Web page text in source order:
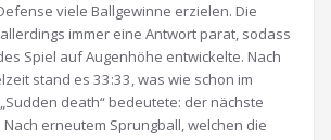
viele Ballgewinne erzielen. Die
immer eine Antwort parat, sodass
Spiel auf Augenhöhe entwickelte. Nach
stand es 33:33, was wie schon im
death“ bedeutete: der nächste
erneutem Sprungball, welchen die